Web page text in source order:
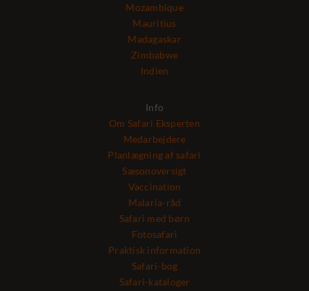
Mozambique
Mauritius
Madagaskar
Zimbabwe
Indien
Info
Om Safari Eksperten
Medarbejdere
Planlægning af safari
Sæsonoversigt
Vaccination
Malaria-råd
Safari med børn
Fotosafari
Praktisk information
Safari-bog
Safari-kataloger